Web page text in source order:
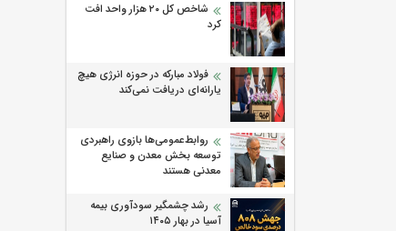
شاخص کل ۲۰ هزار واحد افت
کرد
فولاد مبارکه در حوزه انرژی هیچ
یارانه‌ای دریافت نمی‌کند
روابط‌‌عمومی‌ها بازوی راهبردی
توسعه بخش معدن و صنایع
معدنی هستند
رشد چشمگیر سودآوری بیمه
آسیا در بهار ۱۴۰۵